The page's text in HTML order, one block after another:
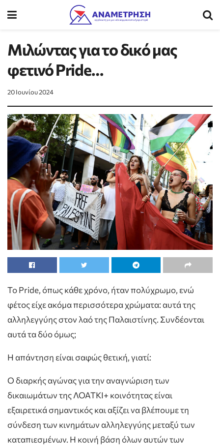
Μιλώντας για το δικό μας
φετινό Pride…
20 Ιουνίου 2024
Το Pride, όπως κάθε χρόνο, ήταν πολύχρωμο, ενώ
φέτος είχε ακόμα περισσότερα χρώματα: αυτά της
αλληλεγγύης στον λαό της Παλαιστίνης. Συνδέονται
αυτά τα δύο όμως;
Η απάντηση είναι σαφώς θετική, γιατί:
Ο διαρκής αγώνας για την αναγνώριση των
δικαιωμάτων της ΛΟΑΤΚΙ+ κοινότητας είναι
εξαιρετικά σημαντικός και αξίζει να βλέπουμε τη
σύνδεση των κινημάτων αλληλεγγύης μεταξύ των
καταπιεσμένων. Η κοινή βάση όλων αυτών των